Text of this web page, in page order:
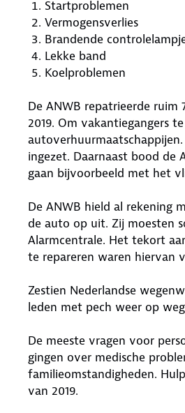
Startproblemen
Vermogensverlies
Brandende
Lekke band
Koelproblemen
De ANWB repatrieerde ruim
2019. Om vakantiegangers
ingezet. Daarnaast bood de
gaan bijvoorbeeld met het
De ANWB hield al rekening
de auto op uit. Zij moesten
Alarmcentrale. Het tekort
te repareren waren hiervan
Zestien Nederlandse
leden met pech weer op
De meeste vragen voor
gingen over medische
familieomstandigheden.
van 2019.